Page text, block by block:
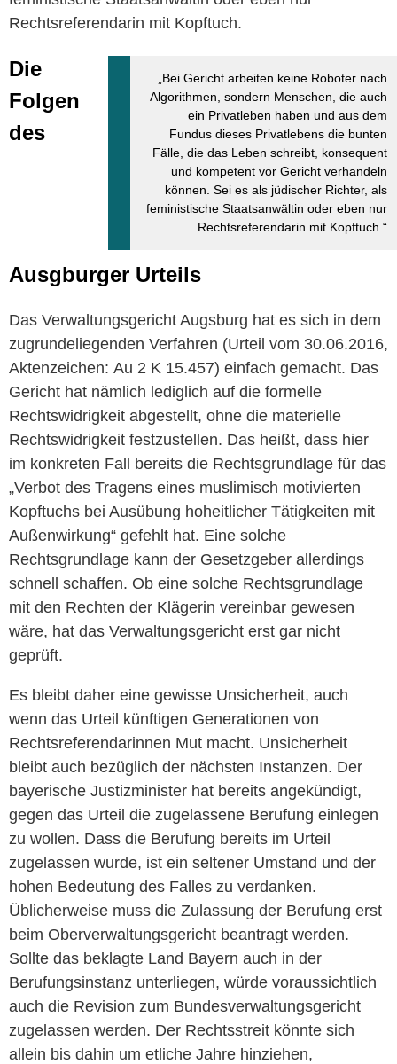
Rechtsreferendarin mit Kopftuch.
„Bei Gericht arbeiten keine Roboter nach
Algorithmen, sondern Menschen, die auch
ein Privatleben haben und aus dem
Fundus dieses Privatlebens die bunten
Fälle, die das Leben schreibt, konsequent
und kompetent vor Gericht verhandeln
können. Sei es als jüdischer Richter, als
feministische Staatsanwältin oder eben nur
Rechtsreferendarin mit Kopftuch.“
Die
Folgen
des
Ausgburger Urteils
Das Verwaltungsgericht Augsburg hat es sich in dem
zugrundeliegenden Verfahren (Urteil vom 30.06.2016,
Aktenzeichen: Au 2 K 15.457) einfach gemacht. Das
Gericht hat nämlich lediglich auf die formelle
Rechtswidrigkeit abgestellt, ohne die materielle
Rechtswidrigkeit festzustellen. Das heißt, dass hier
im konkreten Fall bereits die Rechtsgrundlage für das
„Verbot des Tragens eines muslimisch motivierten
Kopftuchs bei Ausübung hoheitlicher Tätigkeiten mit
Außenwirkung“ gefehlt hat. Eine solche
Rechtsgrundlage kann der Gesetzgeber allerdings
schnell schaffen. Ob eine solche Rechtsgrundlage
mit den Rechten der Klägerin vereinbar gewesen
wäre, hat das Verwaltungsgericht erst gar nicht
geprüft.
Es bleibt daher eine gewisse Unsicherheit, auch
wenn das Urteil künftigen Generationen von
Rechtsreferendarinnen Mut macht. Unsicherheit
bleibt auch bezüglich der nächsten Instanzen. Der
bayerische Justizminister hat bereits angekündigt,
gegen das Urteil die zugelassene Berufung einlegen
zu wollen. Dass die Berufung bereits im Urteil
zugelassen wurde, ist ein seltener Umstand und der
hohen Bedeutung des Falles zu verdanken.
Üblicherweise muss die Zulassung der Berufung erst
beim Oberverwaltungsgericht beantragt werden.
Sollte das beklagte Land Bayern auch in der
Berufungsinstanz unterliegen, würde voraussichtlich
auch die Revision zum Bundesverwaltungsgericht
zugelassen werden. Der Rechtsstreit könnte sich
allein bis dahin um etliche Jahre hinziehen,